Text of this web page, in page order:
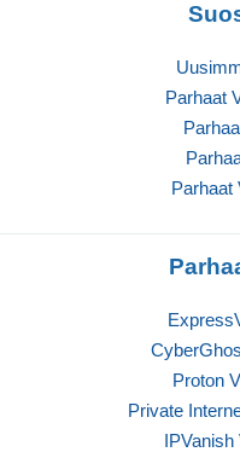
Parhaat
Parhaat
Proton
Private